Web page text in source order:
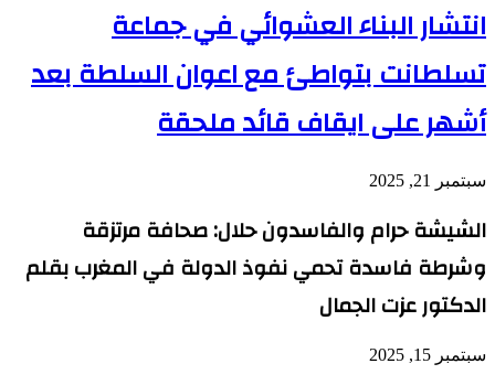
انتشار البناء العشوائي في جماعة
تسلطانت بتواطئ مع اعوان السلطة بعد
أشهر على ايقاف قائد ملحقة
سبتمبر 21, 2025
الشيشة حرام والفاسدون حلال: صحافة مرتزقة
وشرطة فاسدة تحمي نفوذ الدولة في المغرب بقلم
الدكتور عزت الجمال
سبتمبر 15, 2025